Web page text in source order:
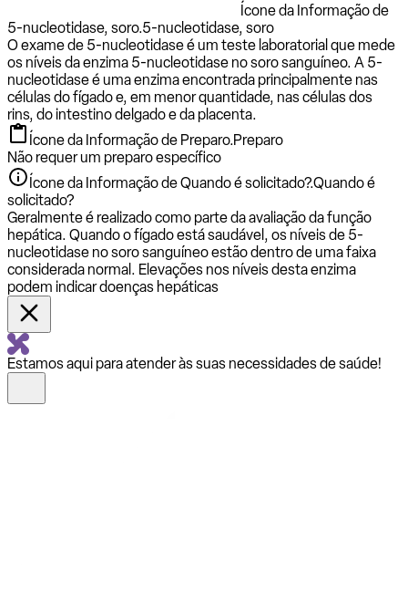
Ícone da Informação de
5-nucleotidase, soro.5-nucleotidase, soro
O exame de 5-nucleotidase é um teste laboratorial que mede
os níveis da enzima 5-nucleotidase no soro sanguíneo. A 5-
nucleotidase é uma enzima encontrada principalmente nas
células do fígado e, em menor quantidade, nas células dos
rins, do intestino delgado e da placenta.
Ícone da Informação de Preparo.Preparo
Não requer um preparo específico
Ícone da Informação de Quando é solicitado?.Quando é
solicitado?
Geralmente é realizado como parte da avaliação da função
hepática. Quando o fígado está saudável, os níveis de 5-
nucleotidase no soro sanguíneo estão dentro de uma faixa
considerada normal. Elevações nos níveis desta enzima
podem indicar doenças hepáticas
Estamos aqui para atender às suas necessidades de saúde!